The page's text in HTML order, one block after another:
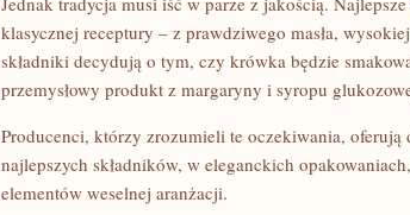
klasycznej receptury – z prawdziwego masła,
składniki decydują o tym, czy krówka będzie
przemysłowy produkt z margaryny i syropu
Producenci, którzy zrozumieli te oczekiwania,
najlepszych składników, w eleganckich
elementów weselnej aranżacji.